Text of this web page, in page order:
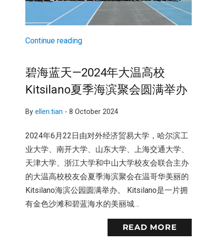
Continue reading
碧海蓝天—2024年大温高校
Kitsilano夏季海滨聚会圆满举办
By ellen.tian - 8 October 2024
2024年6月22日由对外经济贸易大学，哈尔滨工
业大学、南开大学、山东大学、上海交通大学、
天津大学、浙江大学和中山大学校友会联合主办
的大温高校校友会夏季海滨聚会在温哥华美丽的
Kitsilano海滨公园圆满举办。 Kitsilano是一片拥
有金色沙滩和碧蓝海水的美丽城…
READ MORE